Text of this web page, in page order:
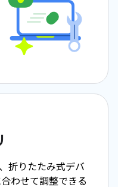
折りたたみ式デバ
わせて調整できる